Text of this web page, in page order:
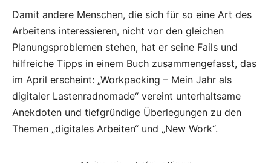
Damit andere Menschen, die sich für so eine Art des
Arbeitens interessieren, nicht vor den gleichen
Planungsproblemen stehen, hat er seine Fails und
hilfreiche Tipps in einem Buch zusammengefasst, das
im April erscheint: „Workpacking – Mein Jahr als
digitaler Lastenradnomade“ vereint unterhaltsame
Anekdoten und tiefgründige Überlegungen zu den
Themen „digitales Arbeiten“ und „New Work“.